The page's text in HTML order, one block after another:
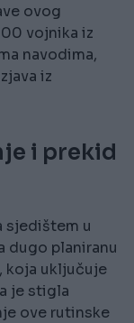
ovog
vojnika iz
navodima,
iz
i prekid
sjedištem u
dugo planiranu
koja uključuje
je stigla
ove rutinske